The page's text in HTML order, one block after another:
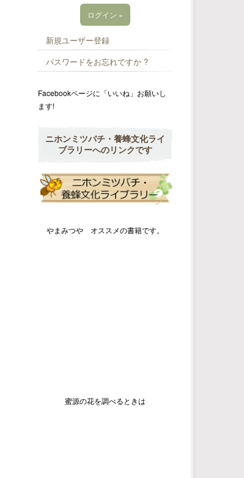
新規ユーザー登録
パスワードをお忘れですか ?
Facebookページに「いいね」お願いし
ます!
ニホンミツバチ・養蜂文化ライ
ブラリーへのリンクです
やまみつや オススメの書籍です。
蜜源の花を調べるときは